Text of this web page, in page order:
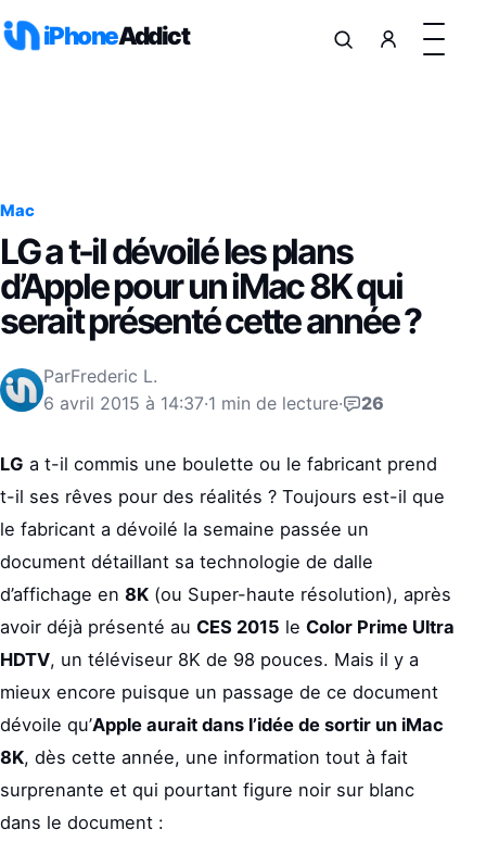
iPhoneAddict
Mac
LG a t-il dévoilé les plans
d’Apple pour un iMac 8K qui
serait présenté cette année ?
ParFrederic L.
6 avril 2015 à 14:37·1 min de lecture· 26
LG a t-il commis une boulette ou le fabricant prend
t-il ses rêves pour des réalités ? Toujours est-il que
le fabricant a dévoilé la semaine passée un
document détaillant sa technologie de dalle
d’affichage en 8K (ou Super-haute résolution), après
avoir déjà présenté au CES 2015 le Color Prime Ultra
HDTV, un téléviseur 8K de 98 pouces. Mais il y a
mieux encore puisque un passage de ce document
dévoile qu’Apple aurait dans l’idée de sortir un iMac
8K, dès cette année, une information tout à fait
surprenante et qui pourtant figure noir sur blanc
dans le document :